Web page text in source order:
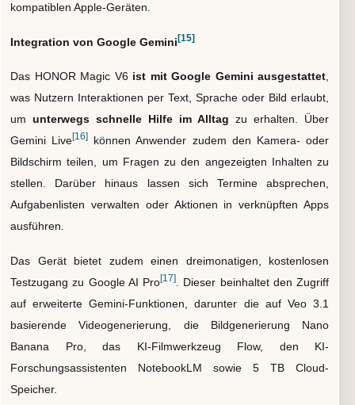
kompatiblen Apple-Geräten.
Integration von Google Gemini [15]
Das HONOR Magic V6 ist mit Google Gemini ausgestattet,
was Nutzern Interaktionen per Text, Sprache oder Bild erlaubt,
um unterwegs schnelle Hilfe im Alltag zu erhalten. Über
Gemini Live[16]
können Anwender zudem den Kamera- oder
Bildschirm teilen, um Fragen zu den angezeigten Inhalten zu
stellen. Darüber hinaus lassen sich Termine absprechen,
Aufgabenlisten verwalten oder Aktionen in verknüpften Apps
ausführen.
Das Gerät bietet zudem einen dreimonatigen, kostenlosen
Testzugang zu Google AI Pro[17]
. Dieser beinhaltet den Zugriff
auf erweiterte Gemini-Funktionen, darunter die auf Veo 3.1
basierende Videogenerierung, die Bildgenerierung Nano
Banana Pro, das KI-Filmwerkzeug Flow, den KI-
Forschungsassistenten NotebookLM sowie 5 TB Cloud-
Speicher.